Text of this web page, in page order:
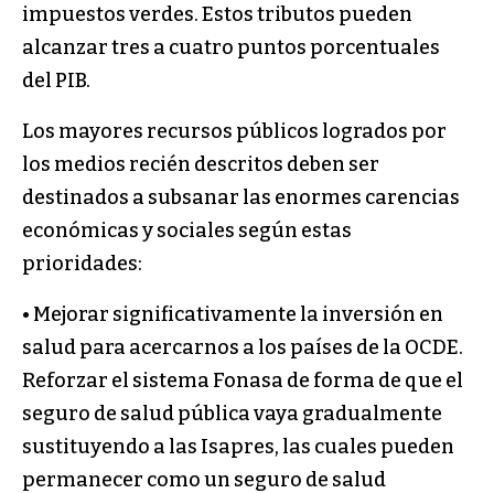
impuestos verdes. Estos tributos pueden
alcanzar tres a cuatro puntos porcentuales
del PIB.
Los mayores recursos públicos logrados por
los medios recién descritos deben ser
destinados a subsanar las enormes carencias
económicas y sociales según estas
prioridades:
• Mejorar significativamente la inversión en
salud para acercarnos a los países de la OCDE.
Reforzar el sistema Fonasa de forma de que el
seguro de salud pública vaya gradualmente
sustituyendo a las Isapres, las cuales pueden
permanecer como un seguro de salud